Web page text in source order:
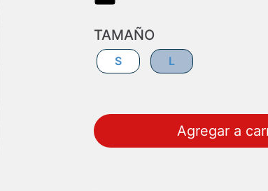
TAMAÑO
S L
Agregar a